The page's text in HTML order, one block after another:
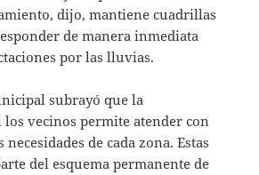
dijo, mantiene cuadrillas
de manera inmediata
por las lluvias.
subrayó que la
vecinos permite atender con
de cada zona. Estas
del esquema permanente de